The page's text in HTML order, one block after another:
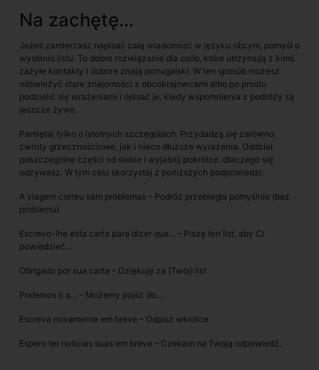
Na zachętę…
Jeżeli zamierzasz napisać całą wiadomość w języku obcym, pomyśl o
wysłaniu listu. To dobre rozwiązanie dla osób, które utrzymują z kimś
zażyłe kontakty i dobrze znają portugalski. W ten sposób możesz
odświeżyć stare znajomości z obcokrajowcami albo po prostu
podzielić się wrażeniami i opisać je, kiedy wspomnienia z podróży są
jeszcze żywe.
Pamiętaj tylko o istotnych szczegółach. Przydadzą się zarówno
zwroty grzecznościowe, jak i nieco dłuższe wyrażenia. Oddziel
poszczególne części od siebie i wyjaśnij pokrótce, dlaczego się
odzywasz. W tym celu skorzystaj z poniższych podpowiedzi:
A viagem correu sem problemas – Podróż przebiegła pomyślnie (bez
problemu)
Escrevo-lhe esta carta para dizer que... – Piszę ten list, aby Ci
powiedzieć…
Obrigado por sua carta – Dziękuję za (Twój) list
Podemos ir a... – Możemy pójść do…
Escreva novamente em breve – Odpisz wkrótce
Espero ter notícias suas em breve – Czekam na Twoją odpowiedź.